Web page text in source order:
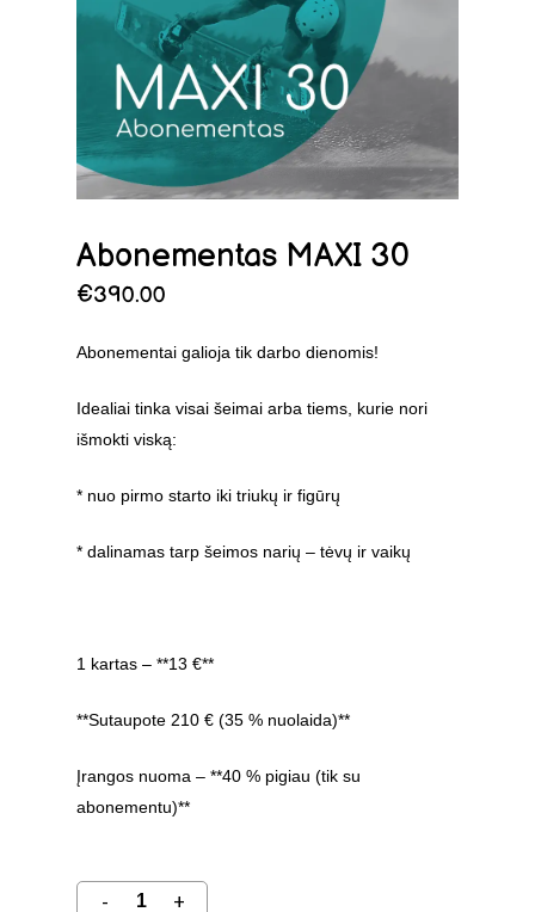
Abonementas MAXI 30
€390.00
Abonementai galioja tik darbo dienomis!
Idealiai tinka visai šeimai arba tiems, kurie nori
išmokti viską:
* nuo pirmo starto iki triukų ir figūrų
* dalinamas tarp šeimos narių – tėvų ir vaikų
1 kartas – **13 €**
**Sutaupote 210 € (35 % nuolaida)**
Įrangos nuoma – **40 % pigiau (tik su
abonementu)**